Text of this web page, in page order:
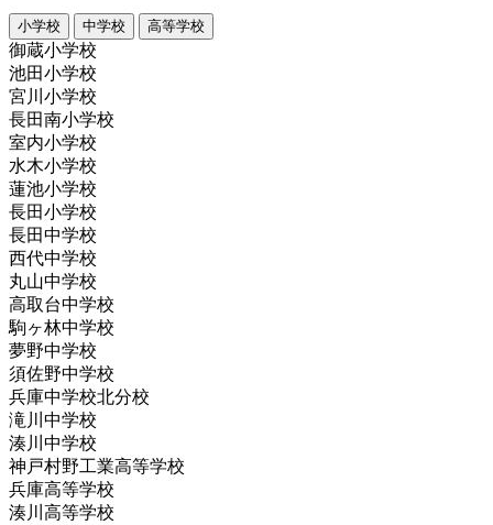
小学校 中学校 高等学校
御蔵小学校
池田小学校
宮川小学校
長田南小学校
室内小学校
水木小学校
蓮池小学校
長田小学校
長田中学校
西代中学校
丸山中学校
高取台中学校
駒ヶ林中学校
夢野中学校
須佐野中学校
兵庫中学校北分校
滝川中学校
湊川中学校
神戸村野工業高等学校
兵庫高等学校
湊川高等学校